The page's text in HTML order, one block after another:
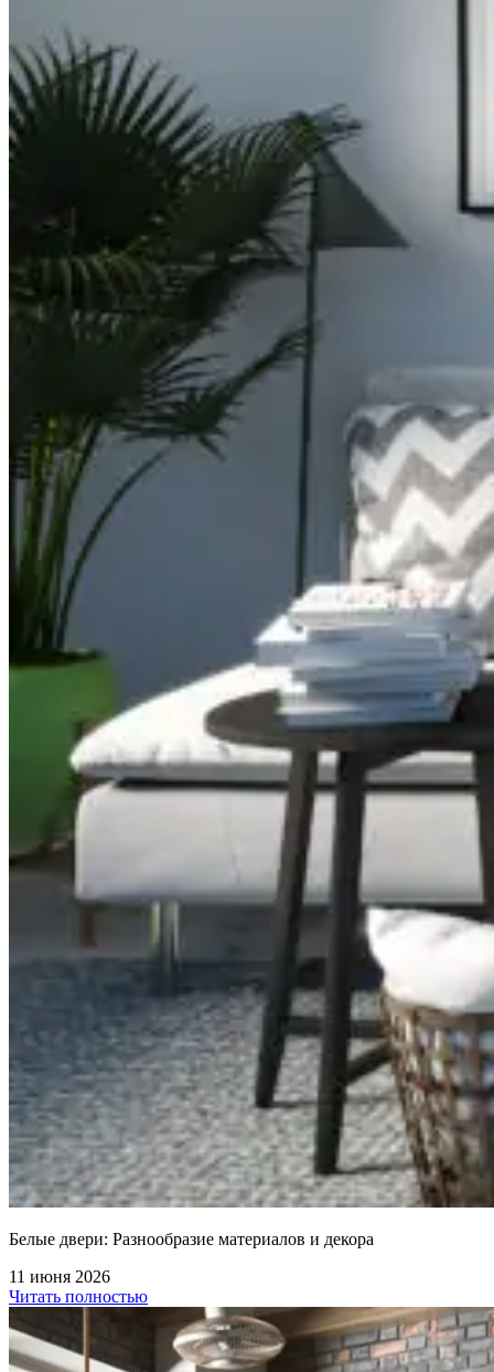
Белые двери: Разнообразие материалов и декора
11 июня 2026
Читать полностью